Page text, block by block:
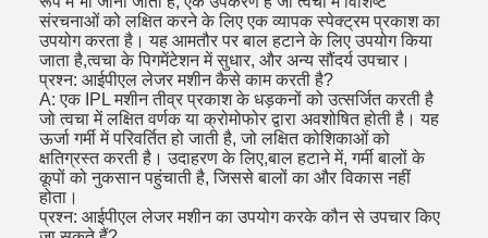
संरचनाओं को लक्षित करने के लिए एक व्यापक स्पेक्ट्रम प्रकाश का
उपयोग करता है। यह आमतौर पर बाल हटाने के लिए उपयोग किया
जाता है,त्वचा के पिगमेंटेशन में सुधार, और अन्य सौंदर्य उपचार।
प्रश्न: आईपीएल लेजर मशीन कैसे काम करती है?
A: एक IPL मशीन तीव्र प्रकाश के धड़कनों को उत्सर्जित करती है
जो त्वचा में लक्षित वर्णक या क्रोमोफोर द्वारा अवशोषित होती है। यह
ऊर्जा गर्मी में परिवर्तित हो जाती है, जो लक्षित कोशिकाओं को
क्षतिग्रस्त करती है। उदाहरण के लिए,बाल हटाने में, गर्मी बालों के
कूपों को नुकसान पहुंचाती है, जिससे बालों का और विकास नहीं
होता।
प्रश्न: आईपीएल लेजर मशीन का उपयोग करके कौन से उपचार किए